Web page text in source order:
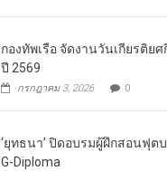
กองทัพเรือ จัดงานวันเกียรติย
ปี 2569
กรกฎาคม 3, 2026 0
‘ยุทธนา’ ปิดอบรมผู้ฝึกสอนฟุต
G-Diploma